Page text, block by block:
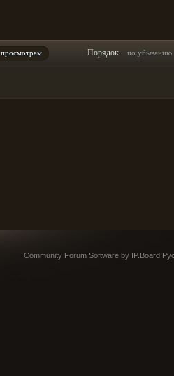
просмотрам Порядок по убыванию
Community Forum Software by IP.Board